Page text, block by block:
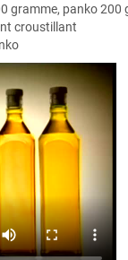
gramme, panko 200
croustillant